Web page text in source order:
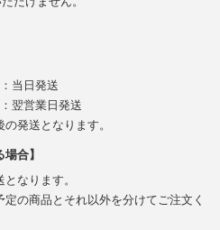
当日発送
翌営業日発送
発送となります。
合】
なります。
の商品とそれ以外を分けてご注文く